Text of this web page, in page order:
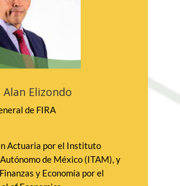
galardonada con el
Ciencia y Tecnología
de la Metodología de
Holística para maximizar la
Alan Elizondo
de FIRA
Actuaria por el Instituto
de México (ITAM), y
y Economía por el